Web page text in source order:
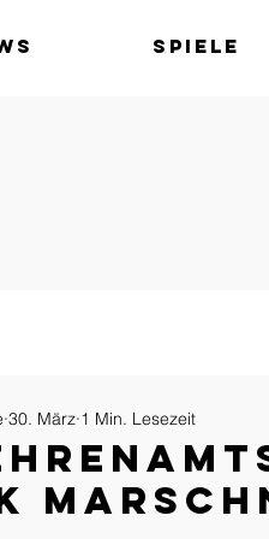
Spiele
30. März 1 Min. Lesezeit